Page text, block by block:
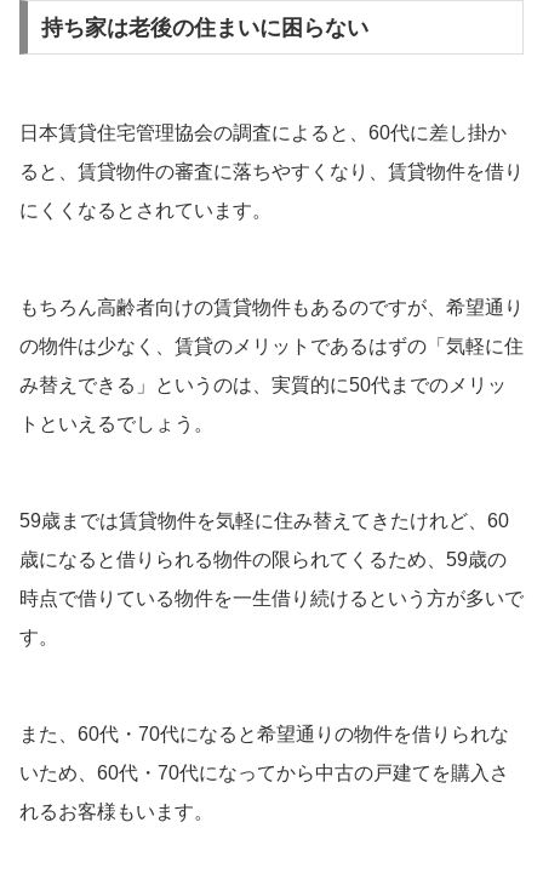
持ち家は老後の住まいに困らない
日本賃貸住宅管理協会の調査によると、60代に差し掛か
ると、賃貸物件の審査に落ちやすくなり、賃貸物件を借り
にくくなるとされています。
もちろん高齢者向けの賃貸物件もあるのですが、希望通り
の物件は少なく、賃貸のメリットであるはずの「気軽に住
み替えできる」というのは、実質的に50代までのメリッ
トといえるでしょう。
59歳までは賃貸物件を気軽に住み替えてきたけれど、60
歳になると借りられる物件の限られてくるため、59歳の
時点で借りている物件を一生借り続けるという方が多いで
す。
また、60代・70代になると希望通りの物件を借りられな
いため、60代・70代になってから中古の戸建てを購入さ
れるお客様もいます。